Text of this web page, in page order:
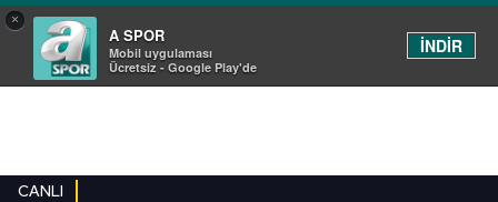
×
A SPOR
Mobil uygulaması
Ücretsiz - Google Play'de
İNDİR
CANLI